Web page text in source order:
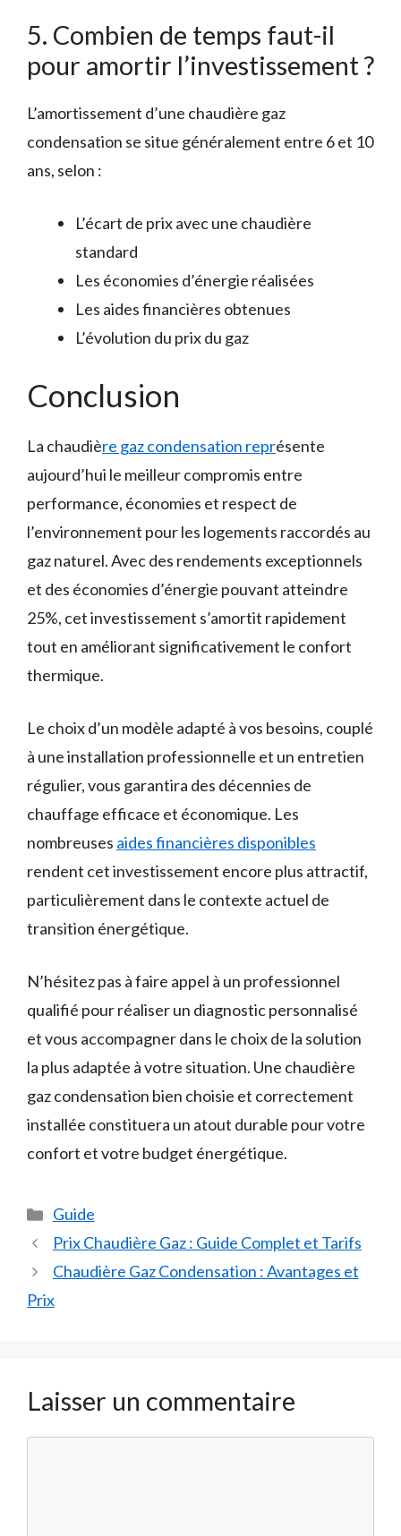
5. Combien de temps faut-il
pour amortir l’investissement ?
L’amortissement d’une chaudière gaz
condensation se situe généralement entre 6 et 10
ans, selon :
L’écart de prix avec une chaudière
standard
Les économies d’énergie réalisées
Les aides financières obtenues
L’évolution du prix du gaz
Conclusion
La chaudière gaz condensation représente
aujourd’hui le meilleur compromis entre
performance, économies et respect de
l’environnement pour les logements raccordés au
gaz naturel. Avec des rendements exceptionnels
et des économies d’énergie pouvant atteindre
25%, cet investissement s’amortit rapidement
tout en améliorant significativement le confort
thermique.
Le choix d’un modèle adapté à vos besoins, couplé
à une installation professionnelle et un entretien
régulier, vous garantira des décennies de
chauffage efficace et économique. Les
nombreuses aides financières disponibles
rendent cet investissement encore plus attractif,
particulièrement dans le contexte actuel de
transition énergétique.
N’hésitez pas à faire appel à un professionnel
qualifié pour réaliser un diagnostic personnalisé
et vous accompagner dans le choix de la solution
la plus adaptée à votre situation. Une chaudière
gaz condensation bien choisie et correctement
installée constituera un atout durable pour votre
confort et votre budget énergétique.
Catégories
Guide
Prix Chaudière Gaz : Guide Complet et Tarifs
Chaudière Gaz Condensation : Avantages et
Prix
Laisser un commentaire